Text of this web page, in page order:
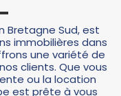
Bretagne Sud, est
immobilières dans
une variété de
clients. Que vous
ou la location
est prête à vous